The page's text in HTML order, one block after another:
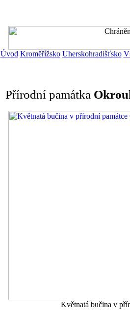
Úvod Kroměřížsko Uherskohradišťsko
Přírodní památka
Květnatá bučina v